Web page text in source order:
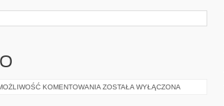
KOMENTOWANIA KOSMETYKI
ZOSTAŁA WYŁĄCZONA